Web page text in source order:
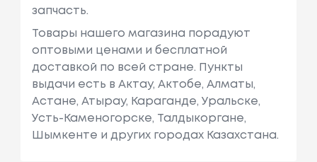
запчасть.
Товары нашего магазина порадуют
оптовыми ценами и бесплатной
доставкой по всей стране. Пункты
выдачи есть в Актау, Актобе, Алматы,
Астане, Атырау, Караганде, Уральске,
Усть-Каменогорске, Талдыкоргане,
Шымкенте и других городах Казахстана.